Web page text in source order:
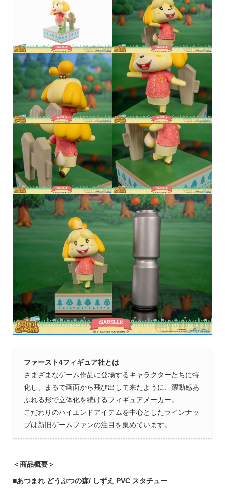
ファースト4フィギュア社とは
さまざまなゲーム作品に登場するキャラクターたちに特
化し、まるで画面から飛び出して来たように、躍動感あ
ふれる形で立体化を続けるフィギュアメーカー。
こだわりのハイエンドアイテムを中心としたラインナッ
プは新旧ゲームファンの注目を集めています。
＜商品概要＞
■あつまれ どうぶつの森/ しずえ PVC スタチュー